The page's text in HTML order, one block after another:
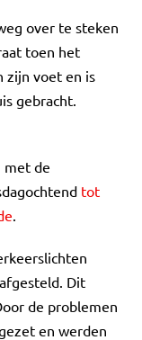
over te steken
toen het
zijn voet en is
gebracht.
met de
tot
.
Dit
de problemen
en werden